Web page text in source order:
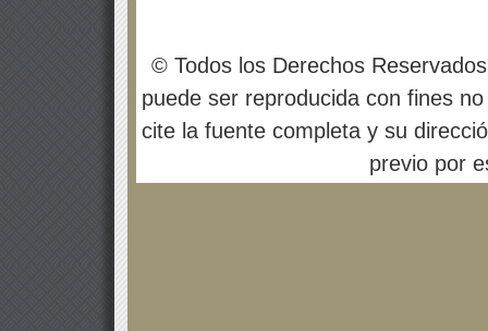
© Todos los Derechos
puede ser reproducida con fines
cite la fuente completa y su
previo por